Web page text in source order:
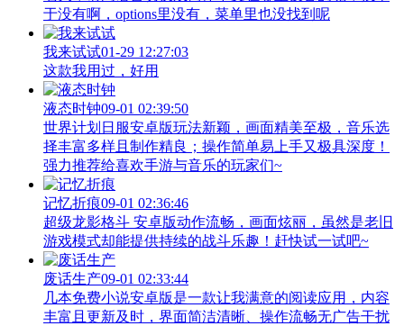
于没有啊，options里没有，菜单里也没找到呢
我来试试01-29 12:27:03
这款我用过，好用
液态时钟09-01 02:39:50
世界计划日服安卓版玩法新颖，画面精美至极，音乐选
择丰富多样且制作精良；操作简单易上手又极具深度！
强力推荐给喜欢手游与音乐的玩家们~
记忆折痕09-01 02:36:46
超级龙影格斗 安卓版动作流畅，画面炫丽，虽然是老旧
游戏模式却能提供持续的战斗乐趣！赶快试一试吧~
废话生产09-01 02:33:44
几本免费小说安卓版是一款让我满意的阅读应用，内容
丰富且更新及时，界面简洁清晰、操作流畅无广告干扰